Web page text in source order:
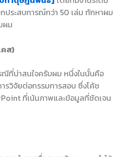
ประสบการณ์กว่า 50 เล่ม ทักหาผม
ผม
ส)
ที่น่าสนใจครับผม หนึ่งในนั้นคือ
วิจัยต่อกรรมการสอบ ซึ่งโค้ช
ที่เน้นภาพและข้อมูลที่ชัดเจน